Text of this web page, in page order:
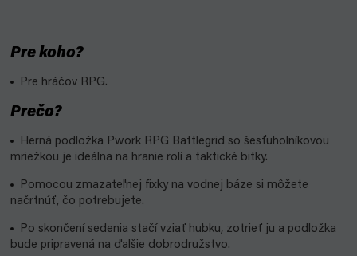
Pre koho?
Pre hráčov RPG.
Prečo?
Herná podložka Pwork RPG Battlegrid so šesťuholníkovou
mriežkou je ideálna na hranie rolí a taktické bitky.
Pomocou zmazateľnej fixky na vodnej báze si môžete
načrtnúť, čo potrebujete.
Po skončení sedenia stačí vziať hubku, zotrieť ju a podložka
bude pripravená na ďalšie dobrodružstvo.